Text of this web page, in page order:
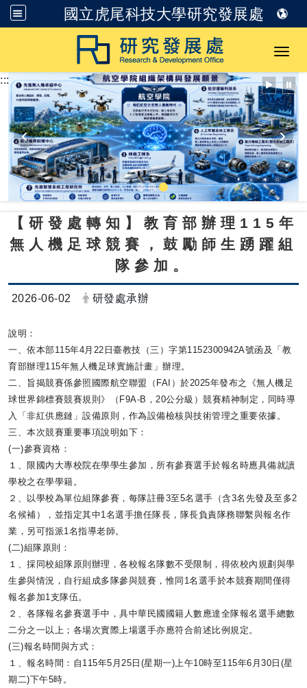
國立虎尾科技大學研究發展處
跳到主要內容
:::
【研發處轉知】教育部辦理115年
無人機足球競賽，鼓勵師生踴躍組
隊參加。
日期：
2026-06-02 發布者：
研發處承辦
說明：
一、依本部115年4月22日臺教技（三） 字第1152300942A號函及「教
育部辦理115年無人機足球實施計畫」辦理。
二、旨揭競賽係參照國際航空聯盟（FAI）於2025年發布之《無人機足
球世界錦標賽競賽規則》（F9A-B，20公分級） 競賽精神制定，同時導
入「非紅供應鏈」設備原則， 作為設備檢核與技術管理之重要依據。
三、本次競賽重要事項說明如下：
(一)參賽資格：
１、限國內大專校院在學學生參加， 所有參賽選手於報名時應具備就讀
學校之在學學籍。
２、以學校為單位組隊參賽，每隊註冊3至5名選手（含3名先發及至多2
名候補），並指定其中1名選手擔任隊長， 隊長負責隊務聯繫與報名作
業，另可指派1名指導老師。
(二)組隊原則：
１、採同校組隊原則辦理，各校報名隊數不受限制， 得依校內規劃與學
生參與情況，自行組成多隊參與競賽，惟同1名選手於本競賽期間僅得
報名參加1支隊伍。
２、各隊報名參賽選手中， 具中華民國國籍人數應達全隊報名選手總數
二分之一以上； 各場次實際上場選手亦應符合前述比例規定。
(三)報名時間與方式：
１、報名時間：自115年5月25日(星期一) 上午10時至115年6月30日(星
期二)下午5時。